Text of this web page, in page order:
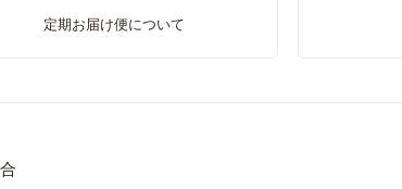
定期お届け便について